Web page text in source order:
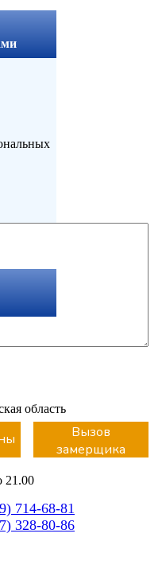
область
Вызов
замерщика
21.00
714-68-81
328-80-86